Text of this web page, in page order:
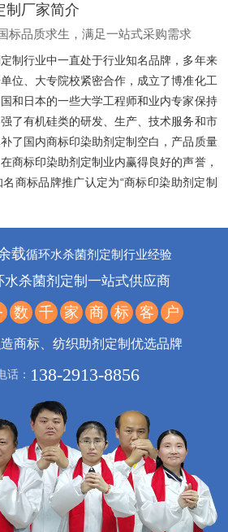
制厂家简介
标品质求生，满足一站式采购需求
制行业中一直处于行业知名品牌，多年来
位、大专院校紧密合作，成立了博准化工
和日本的一些大学工程师和业内专家保持
了有机硅类的研发、生产、技术服务和市
了国内商标印染助剂定制空白，产品质量
商标印染助剂定制业内赢得良好的声誉，
商标品牌推广认定为“商标印染助剂定制
载循环水杀菌剂定制行业经验
水杀菌剂定制一站式供应商
数 千 家 商 标 客 户
商标、纺织助剂定制优选品牌
话： 138-2913-8856